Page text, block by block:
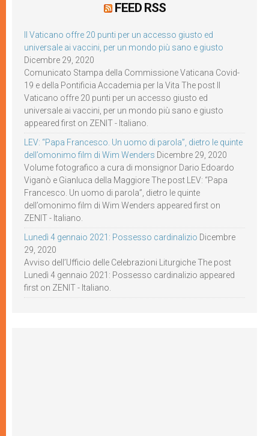
FEED RSS
Il Vaticano offre 20 punti per un accesso giusto ed
universale ai vaccini, per un mondo più sano e giusto
Dicembre 29, 2020
Comunicato Stampa della Commissione Vaticana Covid-
19 e della Pontificia Accademia per la Vita The post Il
Vaticano offre 20 punti per un accesso giusto ed
universale ai vaccini, per un mondo più sano e giusto
appeared first on ZENIT - Italiano.
LEV: “Papa Francesco. Un uomo di parola”, dietro le quinte
dell’omonimo film di Wim Wenders Dicembre 29, 2020
Volume fotografico a cura di monsignor Dario Edoardo
Viganò e Gianluca della Maggiore The post LEV: “Papa
Francesco. Un uomo di parola”, dietro le quinte
dell’omonimo film di Wim Wenders appeared first on
ZENIT - Italiano.
Lunedì 4 gennaio 2021: Possesso cardinalizio Dicembre
29, 2020
Avviso dell’Ufficio delle Celebrazioni Liturgiche The post
Lunedì 4 gennaio 2021: Possesso cardinalizio appeared
first on ZENIT - Italiano.